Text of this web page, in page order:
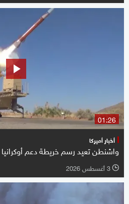
01:26
أخبار أميركا
واشنطن تعيد رسم خريطة دعم أوكرانيا
l 3 أغسطس 2026